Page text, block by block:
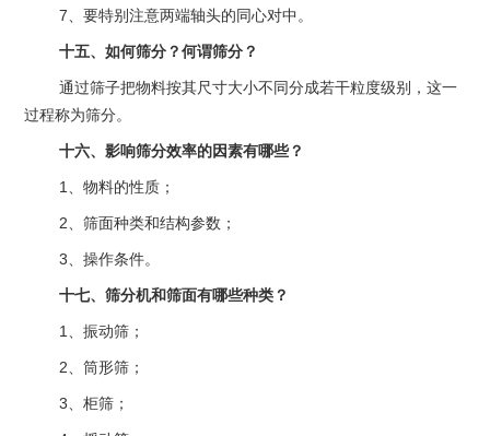
7、要特别注意两端轴头的同心对中。
十五、如何筛分？何谓筛分？
通过筛子把物料按其尺寸大小不同分成若干粒度级别，这一
过程称为筛分。
十六、影响筛分效率的因素有哪些？
1、物料的性质；
2、筛面种类和结构参数；
3、操作条件。
十七、筛分机和筛面有哪些种类？
1、振动筛；
2、筒形筛；
3、柜筛；